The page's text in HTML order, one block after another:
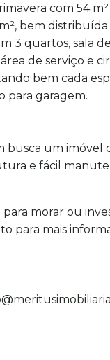
com 54
bem
3 quartos, sala
de serviço e
bem cada
para garagem.
busca um imóvel
e fácil
morar ou
para mais